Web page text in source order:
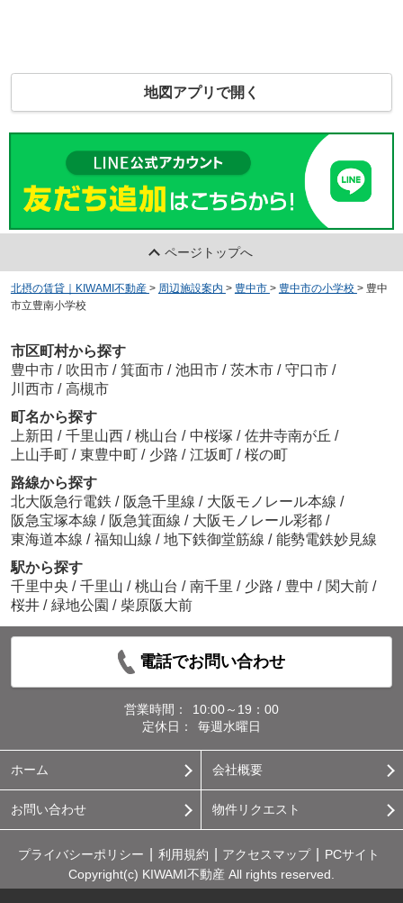
地図アプリで開く
ページトップへ
北摂の賃貸｜KIWAMI不動産 > 周辺施設案内 > 豊中市 > 豊中市の小学校 > 豊中
市立豊南小学校
市区町村から探す
豊中市 / 吹田市 / 箕面市 / 池田市 / 茨木市 / 守口市 /
川西市 / 高槻市
町名から探す
上新田 / 千里山西 / 桃山台 / 中桜塚 / 佐井寺南が丘 /
上山手町 / 東豊中町 / 少路 / 江坂町 / 桜の町
路線から探す
北大阪急行電鉄 / 阪急千里線 / 大阪モノレール本線 /
阪急宝塚本線 / 阪急箕面線 / 大阪モノレール彩都 /
東海道本線 / 福知山線 / 地下鉄御堂筋線 / 能勢電鉄妙見線
駅から探す
千里中央 / 千里山 / 桃山台 / 南千里 / 少路 / 豊中 / 関大前 /
桜井 / 緑地公園 / 柴原阪大前
電話でお問い合わせ
営業時間：
10:00～19：00
定休日：
毎週水曜日
ホーム 会社概要
お問い合わせ 物件リクエスト
プライバシーポリシー 利用規約 アクセスマップ
PCサイト
Copyright(c) KIWAMI不動産 All rights reserved.